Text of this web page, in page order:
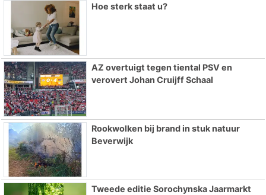
Hoe sterk staat u?
AZ overtuigt tegen tiental PSV en
verovert Johan Cruijff Schaal
Rookwolken bij brand in stuk natuur
Beverwijk
Tweede editie Sorochynska Jaarmarkt